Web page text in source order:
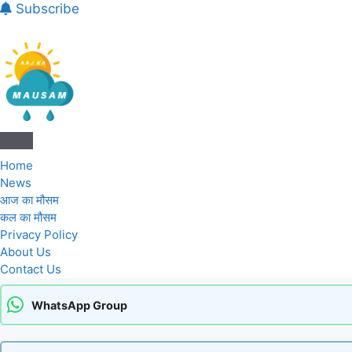
Subscribe
Aaj Ka Mausam | आज का
Home
News
आज का मौसम
कल का मौसम
Privacy Policy
About Us
Contact Us
WhatsApp Group